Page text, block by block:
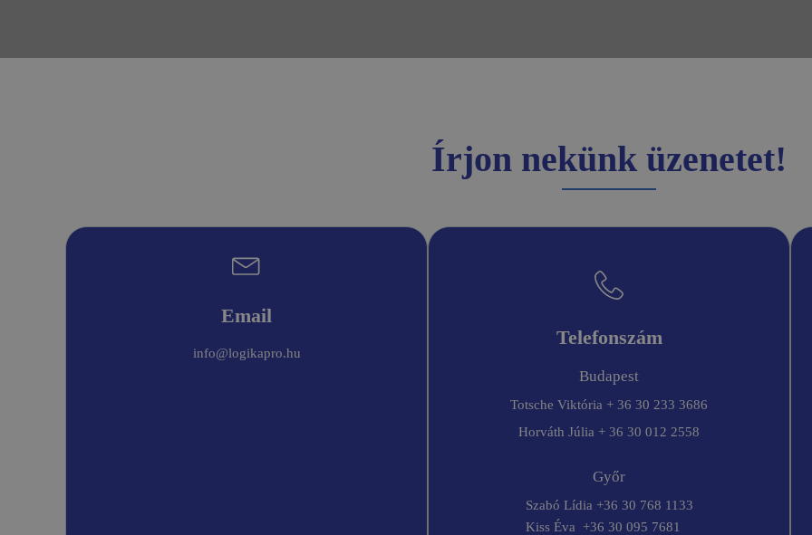
Írjon nekünk üzenetet!
Email
info@logikapro.hu
Telefonszám
Budapest
Totsche Viktória + 36 30 233 3686
Horváth Júlia + 36 30 012 2558
Győr
Szabó Lídia +36 30 768 1133
Kiss Éva +36 30 095 7681